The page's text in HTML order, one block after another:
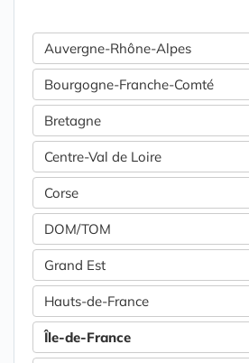
Auvergne-Rhône-Alpes
Bourgogne-Franche-Comté
Bretagne
Centre-Val de Loire
Corse
DOM/TOM
Grand Est
Hauts-de-France
Île-de-France